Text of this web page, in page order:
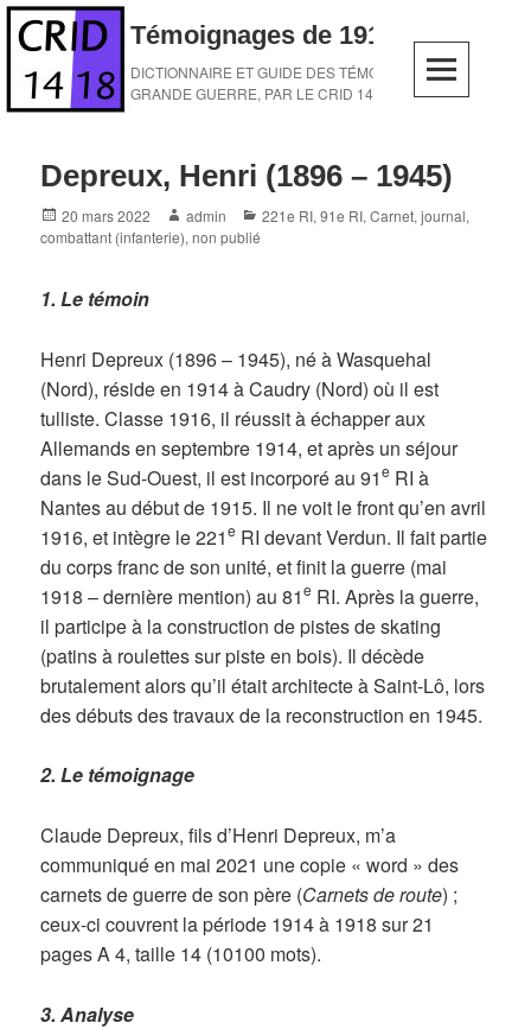
Skip
content
Témoignages de 1914-1918
DICTIONNAIRE ET GUIDE DES TÉMOINS DE LA
GRANDE GUERRE, PAR LE CRID 14-18
Depreux, Henri (1896 – 1945)
Posted
on
20 mars 2022 Author
admin Categories
221e RI,91e RI,Carnet, journal,
combattant (infanterie),non publié
1. Le témoin
Henri Depreux (1896 – 1945), né à Wasquehal
(Nord), réside en 1914 à Caudry (Nord) où il est
tulliste. Classe 1916, il réussit à échapper aux
Allemands en septembre 1914, et après un séjour
dans le Sud-Ouest, il est incorporé au 91e RI à
Nantes au début de 1915. Il ne voit le front qu’en avril
1916, et intègre le 221e RI devant Verdun. Il fait partie
du corps franc de son unité, et finit la guerre (mai
1918 – dernière mention) au 81e RI. Après la guerre,
il participe à la construction de pistes de skating
(patins à roulettes sur piste en bois). Il décède
brutalement alors qu’il était architecte à Saint-Lô, lors
des débuts des travaux de la reconstruction en 1945.
2. Le témoignage
Claude Depreux, fils d’Henri Depreux, m’a
communiqué en mai 2021 une copie « word » des
carnets de guerre de son père (Carnets de route) ;
ceux-ci couvrent la période 1914 à 1918 sur 21
pages A 4, taille 14 (10100 mots).
3. Analyse